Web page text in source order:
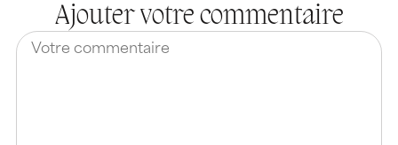
Ajouter votre commentaire